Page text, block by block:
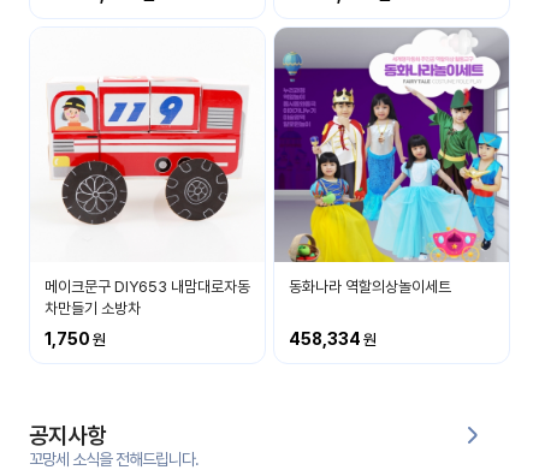
공지
사항
이벤
들의
이야
게시
메이크문구 DIY653 내맘대로자동
차만들기 소방차
1,750
동화나라 역할의상놀이세트
458,334
공지사항
꼬망세 소식을 전해드립니다.